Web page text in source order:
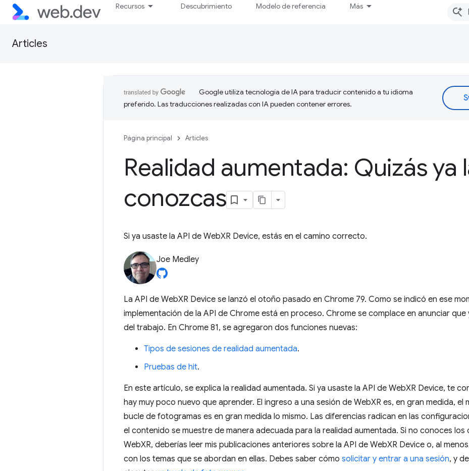
Recursos Descubrimiento Modelo de referencia Más
Articles
Google utiliza tecnología de IA para traducir contenido a tu idioma
preferido. Las traducciones realizadas con IA pueden contener errores.
Página principal Articles
Realidad aumentada: Quizás ya
conozcas
Si ya usaste la API de WebXR Device, estás en el camino correcto.
Joe Medley
La API de WebXR Device se lanzó el otoño pasado en Chrome 79. Como se indicó en ese
implementación de la API de Chrome está en proceso. Chrome se complace en anunciar
del trabajo. En Chrome 81, se agregaron dos funciones nuevas:
Tipos de sesiones de realidad aumentada.
Pruebas de hit.
En este artículo, se explica la realidad aumentada. Si ya usaste la API de WebXR Device, te
hay muy poco nuevo que aprender. El ingreso a una sesión de WebXR es, en gran medida, el
bucle de fotogramas es en gran medida lo mismo. Las diferencias radican en las
el contenido se muestre de manera adecuada para la realidad aumentada. Si no conoces
WebXR, deberías leer mis publicaciones anteriores sobre la API de WebXR Device o, al
con los temas que se abordan en ellas. Debes saber cómo solicitar y entrar a una sesión, y